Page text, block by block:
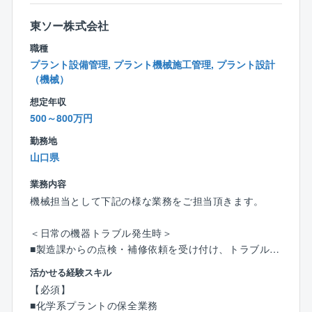
等も考慮し、無理な出張は基本発生しません。
■働き方について：
官公庁からの依頼がメインの為、土日祝はお休み、平
均残業時間も16.3時間と無理なく働けます。その他住
宅手当や家族手当等、福利厚生が充実しており、長く
働ける環境を整えています。
■組織構成：中途入社が6割程度となっており、元ゼネ
コンや元施工管理の経験者が多いです。
東ソー株式会社
職種
プラント設備管理, プラント機械施工管理, プラント設計
（機械）
想定年収
500～800万円
勤務地
山口県
業務内容
機械担当として下記の様な業務をご担当頂きます。
＜日常の機器トラブル発生時＞
■製造課からの点検・補修依頼を受け付け、トラブル内
容を確認・理解した上で外部の施工業者に対し、安
全・作業指示
■現場作業の立ち合いや作業結果の確認
活かせる経験スキル
【必須】
■化学系プラントの保全業務